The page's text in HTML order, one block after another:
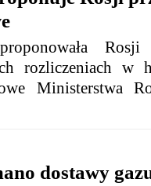
rozliczeniach w
Ministerstwa
dostawy